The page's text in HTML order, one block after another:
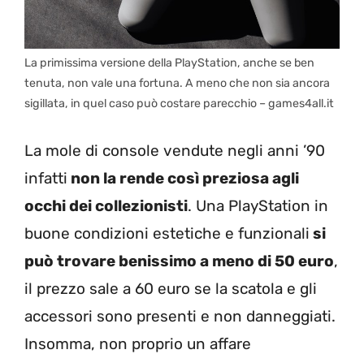
La primissima versione della PlayStation, anche se ben
tenuta, non vale una fortuna. A meno che non sia ancora
sigillata, in quel caso può costare parecchio – games4all.it
La mole di console vendute negli anni ’90
infatti non la rende così preziosa agli
occhi dei collezionisti. Una PlayStation in
buone condizioni estetiche e funzionali si
può trovare benissimo a meno di 50 euro,
il prezzo sale a 60 euro se la scatola e gli
accessori sono presenti e non danneggiati.
Insomma, non proprio un affare